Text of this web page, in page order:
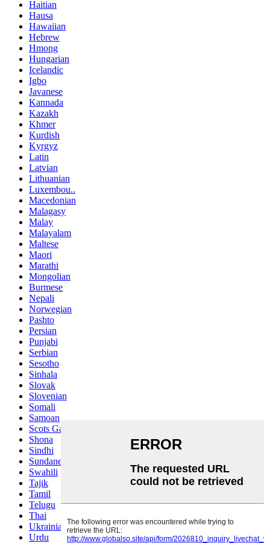
Haitian
Hausa
Hawaiian
Hebrew
Hmong
Hungarian
Icelandic
Igbo
Javanese
Kannada
Kazakh
Khmer
Kurdish
Kyrgyz
Latin
Latvian
Lithuanian
Luxembou..
Macedonian
Malagasy
Malay
Malayalam
Maltese
Maori
Marathi
Mongolian
Burmese
Nepali
Norwegian
Pashto
Persian
Punjabi
Serbian
Sesotho
Sinhala
Slovak
Slovenian
Somali
Samoan
Scots Gaelic
Shona
Sindhi
Sundanese
Swahili
Tajik
Tamil
Telugu
Thai
Ukrainian
Urdu